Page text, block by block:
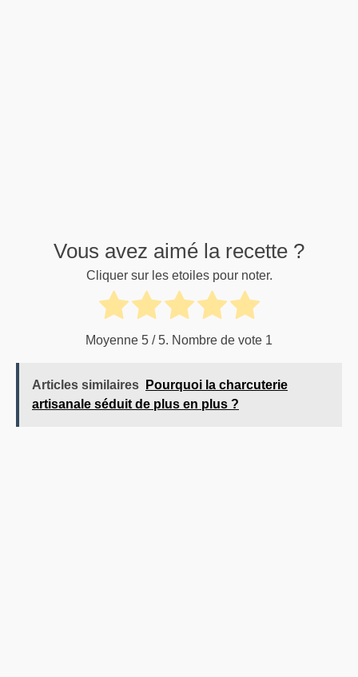
Vous avez aimé la recette ?
Cliquer sur les etoiles pour noter.
Moyenne 5 / 5. Nombre de vote 1
Articles similaires
Pourquoi la charcuterie
artisanale séduit de plus en plus ?